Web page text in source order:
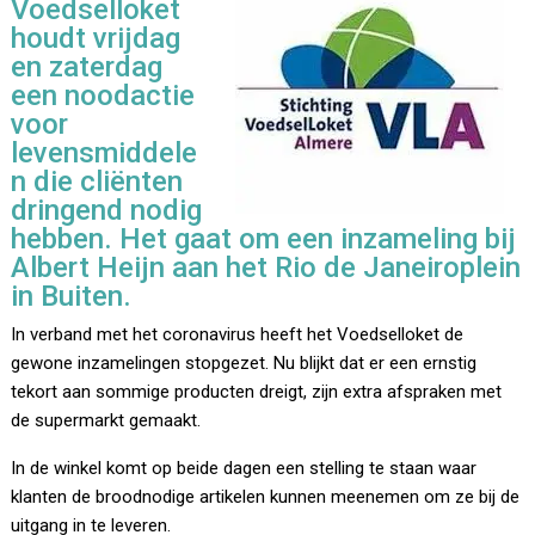
Voedselloket
houdt vrijdag
en zaterdag
een noodactie
voor
levensmiddele
n die cliënten
dringend nodig
hebben. Het gaat om een inzameling bij
Albert Heijn aan het Rio de Janeiroplein
in Buiten.
In verband met het coronavirus heeft het Voedselloket de
gewone inzamelingen stopgezet. Nu blijkt dat er een ernstig
tekort aan sommige producten dreigt, zijn extra afspraken met
de supermarkt gemaakt.
In de winkel komt op beide dagen een stelling te staan waar
klanten de broodnodige artikelen kunnen meenemen om ze bij de
uitgang in te leveren.